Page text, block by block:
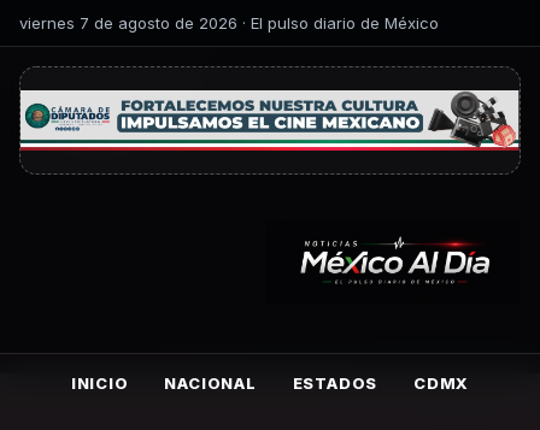
viernes 7 de agosto de 2026 · El pulso diario de México
INICIO NACIONAL ESTADOS CDMX